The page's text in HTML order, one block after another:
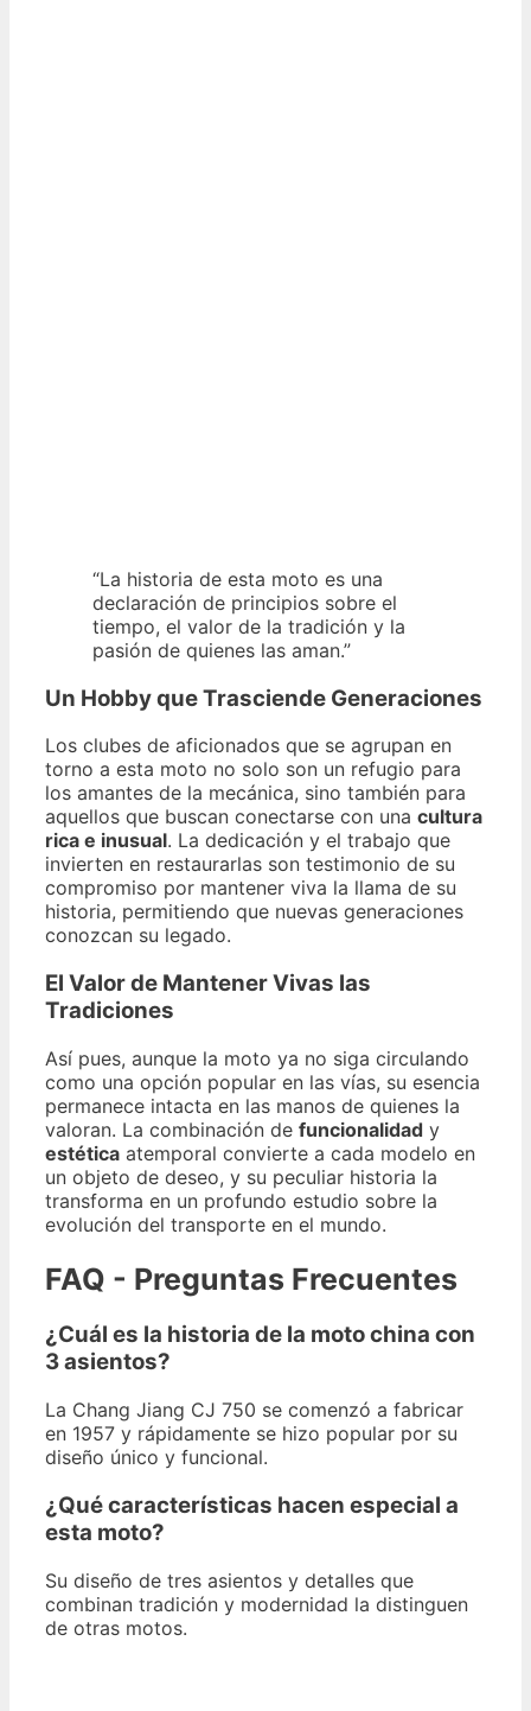
“La historia de esta moto es una
declaración de principios sobre el
tiempo, el valor de la tradición y la
pasión de quienes las aman.”
Un Hobby que Trasciende Generaciones
Los clubes de aficionados que se agrupan en
torno a esta moto no solo son un refugio para
los amantes de la mecánica, sino también para
aquellos que buscan conectarse con una cultura
rica e inusual. La dedicación y el trabajo que
invierten en restaurarlas son testimonio de su
compromiso por mantener viva la llama de su
historia, permitiendo que nuevas generaciones
conozcan su legado.
El Valor de Mantener Vivas las
Tradiciones
Así pues, aunque la moto ya no siga circulando
como una opción popular en las vías, su esencia
permanece intacta en las manos de quienes la
valoran. La combinación de funcionalidad y
estética atemporal convierte a cada modelo en
un objeto de deseo, y su peculiar historia la
transforma en un profundo estudio sobre la
evolución del transporte en el mundo.
FAQ - Preguntas Frecuentes
¿Cuál es la historia de la moto china con
3 asientos?
La Chang Jiang CJ 750 se comenzó a fabricar
en 1957 y rápidamente se hizo popular por su
diseño único y funcional.
¿Qué características hacen especial a
esta moto?
Su diseño de tres asientos y detalles que
combinan tradición y modernidad la distinguen
de otras motos.